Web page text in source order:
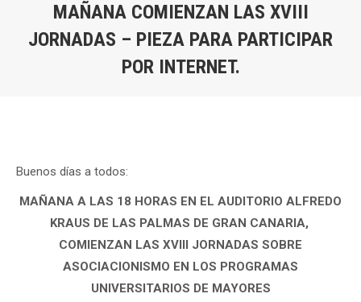
MAÑANA COMIENZAN LAS XVIII
JORNADAS – PIEZA PARA PARTICIPAR
POR INTERNET.
Buenos días a todos:
MAÑANA A LAS 18 HORAS EN EL AUDITORIO ALFREDO
KRAUS DE LAS PALMAS DE GRAN CANARIA,
COMIENZAN LAS XVIII JORNADAS SOBRE
ASOCIACIONISMO EN LOS PROGRAMAS
UNIVERSITARIOS DE MAYORES